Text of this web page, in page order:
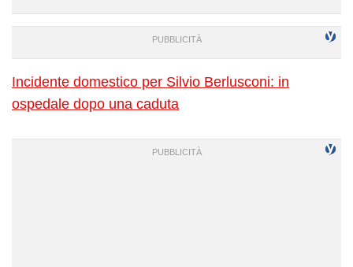
Incidente domestico per Silvio Berlusconi: in
ospedale dopo una caduta